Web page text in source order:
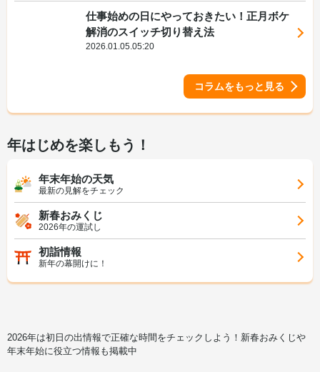
仕事始めの日にやっておきたい！正月ボケ
解消のスイッチ切り替え法
2026.01.05.05:20
コラムをもっと見る
年はじめを楽しもう！
年末年始の天気
最新の見解をチェック
新春おみくじ
2026年の運試し
初詣情報
新年の幕開けに！
2026年は初日の出情報で正確な時間をチェックしよう！新春おみくじや
年末年始に役立つ情報も掲載中